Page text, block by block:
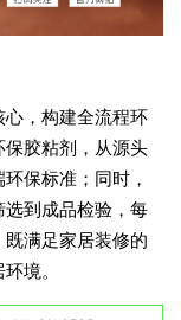
，构建全流程环
胶粘剂，从源头
保标准；同时，
到成品检验，每
满足家居装修的
境。